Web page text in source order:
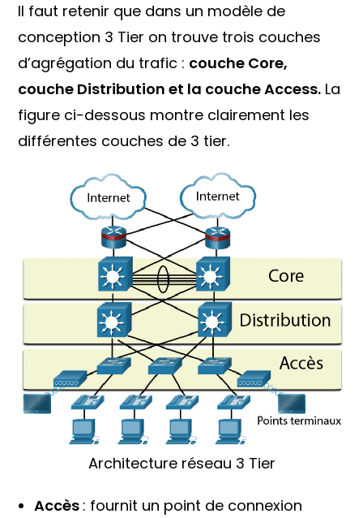
Il faut retenir que dans un modèle de
conception 3 Tier on trouve trois couches
d’agrégation du trafic : couche Core,
couche Distribution et la couche Access. La
figure ci-dessous montre clairement les
différentes couches de 3 tier.
Architecture réseau 3 Tier
Accès : fournit un point de connexion